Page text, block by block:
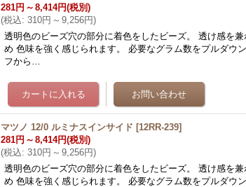
281円 ～ 8,414円(税別)
(税込: 310円 ～ 9,256円)
透明色のビーズ穴の部分に着色をしたビーズ。 透け感を
め 色味を強く感じられます。 必要なグラム数をプルダウ
フから…
マツノ 12/0 ルミナスインサイド [12RR-239]
281円 ～ 8,414円(税別)
(税込: 310円 ～ 9,256円)
透明色のビーズ穴の部分に着色をしたビーズ。 透け感を
め 色味を強く感じられます。 必要なグラム数をプルダウ